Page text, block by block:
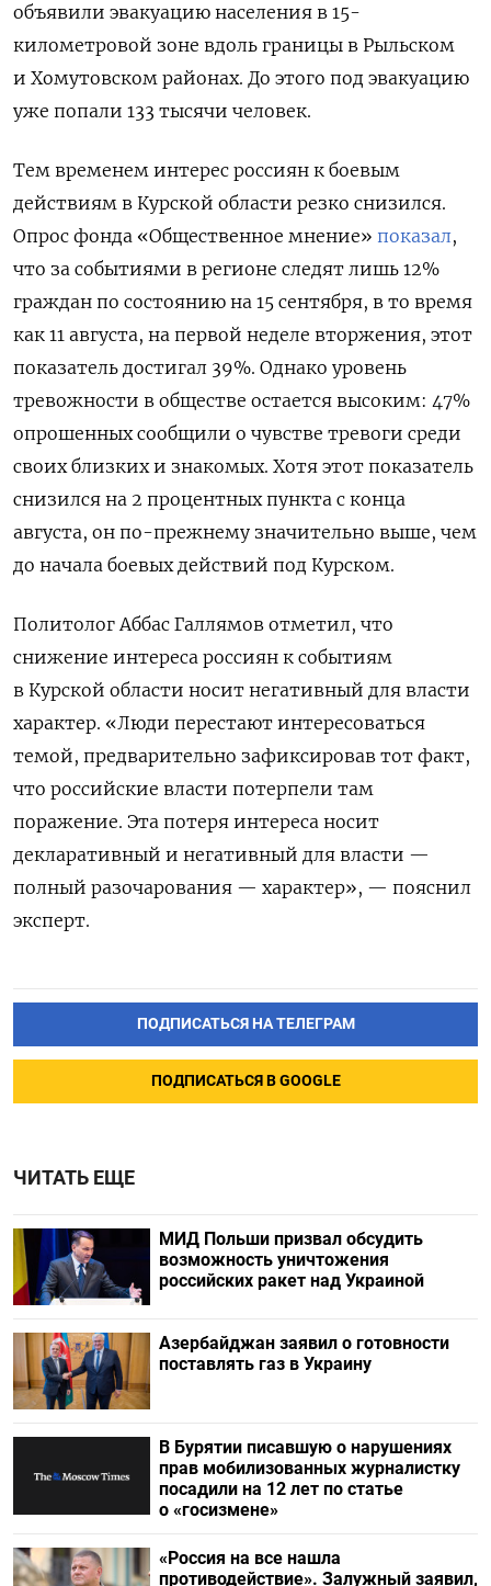
объявили эвакуацию населения в 15-
километровой зоне вдоль границы в Рыльском
и Хомутовском районах. До этого под эвакуацию
уже попали 133 тысячи человек.
Тем временем интерес россиян к боевым
действиям в Курской области резко снизился.
Опрос фонда «Общественное мнение» показал,
что за событиями в регионе следят лишь 12%
граждан по состоянию на 15 сентября, в то время
как 11 августа, на первой неделе вторжения, этот
показатель достигал 39%. Однако уровень
тревожности в обществе остается высоким: 47%
опрошенных сообщили о чувстве тревоги среди
своих близких и знакомых. Хотя этот показатель
снизился на 2 процентных пункта с конца
августа, он по-прежнему значительно выше, чем
до начала боевых действий под Курском.
Политолог Аббас Галлямов отметил, что
снижение интереса россиян к событиям
в Курской области носит негативный для власти
характер. «Люди перестают интересоваться
темой, предварительно зафиксировав тот факт,
что российские власти потерпели там
поражение. Эта потеря интереса носит
декларативный и негативный для власти —
полный разочарования — характер», — пояснил
эксперт.
ПОДПИСАТЬСЯ НА ТЕЛЕГРАМ
ПОДПИСАТЬСЯ В GOOGLE
ЧИТАТЬ ЕЩЕ
МИД Польши призвал обсудить
возможность уничтожения
российских ракет над Украиной
Азербайджан заявил о готовности
поставлять газ в Украину
В Бурятии писавшую о нарушениях
прав мобилизованных журналистку
посадили на 12 лет по статье
о «госизмене»
«Россия на все нашла
противодействие». Залужный заявил,